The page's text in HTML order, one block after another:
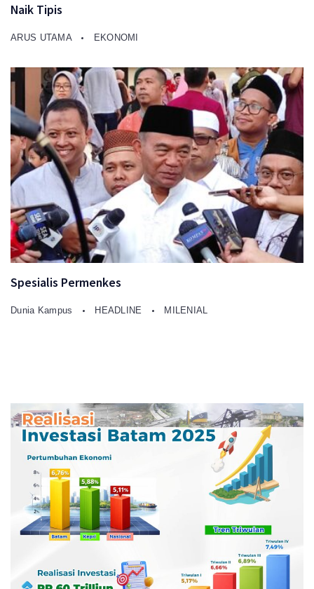
Naik Tipis
ARUS UTAMA EKONOMI
Spesialis Permenkes
Dunia Kampus HEADLINE MILENIAL